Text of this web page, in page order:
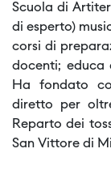
Scuola di
di esperto)
corsi di
docenti; educa
Ha fondato
diretto per
Reparto dei
San Vittore di